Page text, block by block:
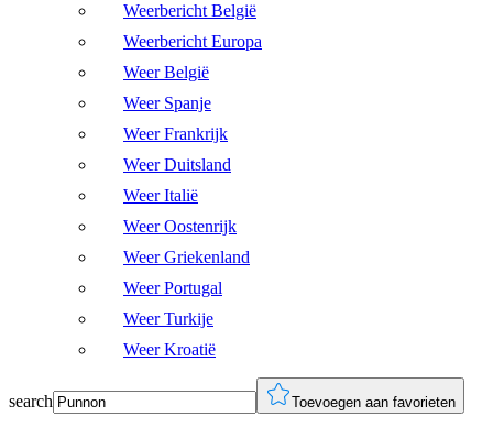
Weerbericht België
Weerbericht Europa
Weer België
Weer Spanje
Weer Frankrijk
Weer Duitsland
Weer Italië
Weer Oostenrijk
Weer Griekenland
Weer Portugal
Weer Turkije
Weer Kroatië
search Toevoegen aan favorieten